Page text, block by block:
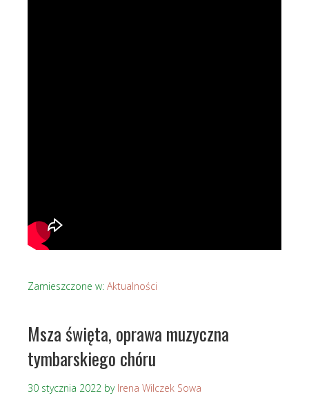
Zamieszczone w: Aktualności
Msza święta, oprawa muzyczna
tymbarskiego chóru
30 stycznia 2022 by Irena Wilczek Sowa